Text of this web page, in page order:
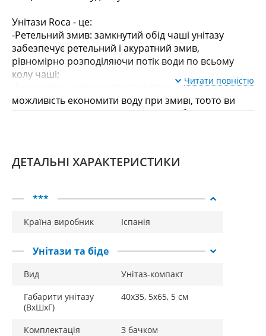
Унітази Roca - це:
-Ретельний змив: замкнутий обід чаші унітазу
забезпечує ретельний і акуратний змив,
рівномірно розподіляючи потік води по всьому
колу чаші;
-Економічна витрата: Унітази Roca дають
можливість економити воду при змиві, тобто ви
самі вирішуєте скільки води вам необхідно
-система плавного опускання кришок Roca: тепер
собі пальчики і можете забути про удари кришки
Читати повністю
ДЕТАЛЬНІ ХАРАКТЕРИСТИКИ
***
Країна виробник Іспанія
Унітази та біде
Вид
Унітаз-компакт
Габарити унітазу
(ВхШхГ)
40х35, 5х65, 5 см
Комплектація
З бачком